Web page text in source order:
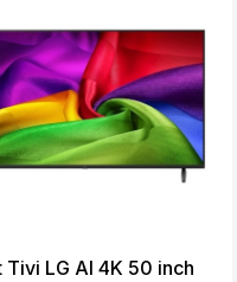
Tivi LG AI 4K 50 inch